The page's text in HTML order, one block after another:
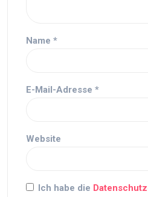
Name *
E-Mail-Adresse *
Website
Ich habe die